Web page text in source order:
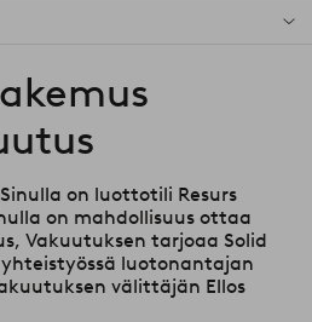
on luottotili Resurs
on mahdollisuus ottaa
Vakuutuksen tarjoaa Solid
luotonantajan
välittäjän Ellos